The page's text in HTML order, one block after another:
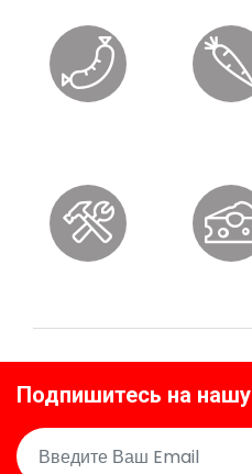
Подпишитесь на